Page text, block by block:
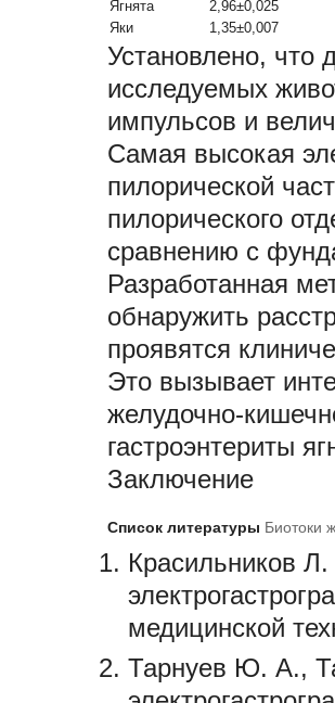
Ягнята
2,96±0,025
Яки
1,35±0,007
Установлено, что
исследуемых
импульсов и
Самая высокая
пилорической
пилорического
сравнению с
Разработанная
обнаружить
проявятся
Это вызывает
желудочно-
гастроэнтериты
Заключение
Список литературы Биотоки
Красильников
медицинской
Тарнуев Ю. А.,